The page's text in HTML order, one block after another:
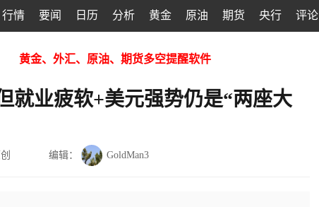
行情 要闻 日历 分析 黄金 原油 期货 央行 评论
黄金、外汇、原油、期货多空提醒软件
就业疲软+美元强势仍是“两座大
编辑： GoldMan3